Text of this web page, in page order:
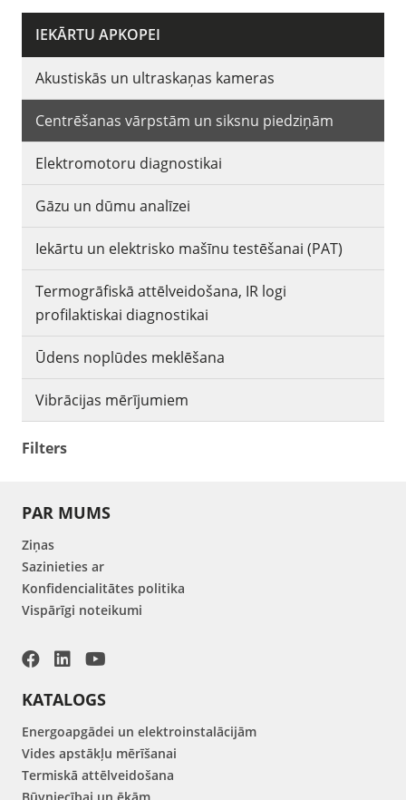
IEKĀRTU APKOPEI
Akustiskās un ultraskaņas kameras
Centrēšanas vārpstām un siksnu piedziņām
Elektromotoru diagnostikai
Gāzu un dūmu analīzei
Iekārtu un elektrisko mašīnu testēšanai (PAT)
Termogrāfiskā attēlveidošana, IR logi
profilaktiskai diagnostikai
Ūdens noplūdes meklēšana
Vibrācijas mērījumiem
Filters
PAR MUMS
Ziņas
Sazinieties ar
Konfidencialitātes politika
Vispārīgi noteikumi
KATALOGS
Energoapgādei un elektroinstalācijām
Vides apstākļu mērīšanai
Termiskā attēlveidošana